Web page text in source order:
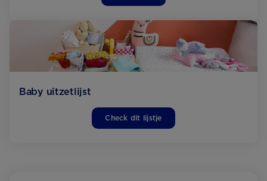
Baby uitzetlijst
Check dit lijstje